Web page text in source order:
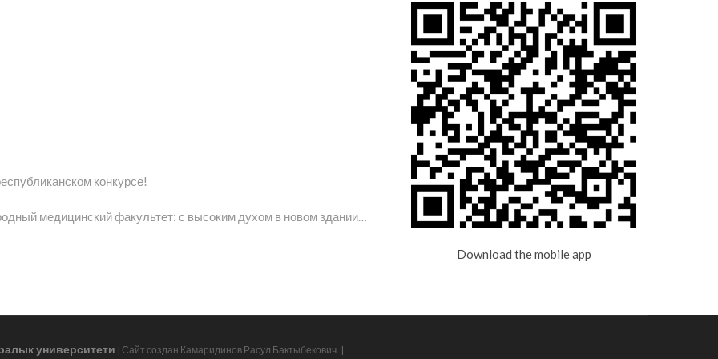
конкурсе!
медицинский факультет: с высоким духом в новом здании…
Download the mobile app
университети | Сайт создан Камаридинов Расул Бактыбекович. |